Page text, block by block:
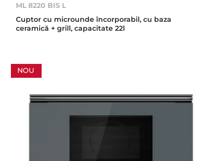
ML 8220 BIS L
Cuptor cu microunde încorporabil, cu baza
ceramică + grill, capacitate 22l
NOU